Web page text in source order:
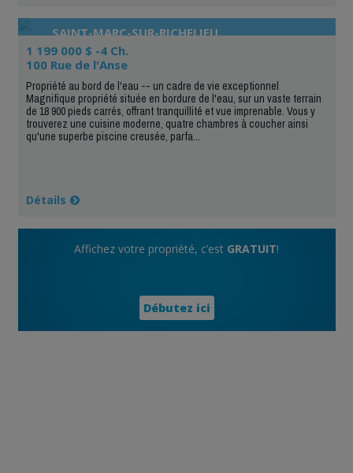
SAINT-MARC-SUR-RICHELIEU
1 199 000 $ -4 Ch.
100 Rue de l'Anse
Propriété au bord de l'eau -- un cadre de vie exceptionnel
Magnifique propriété située en bordure de l'eau, sur un vaste terrain
de 18 900 pieds carrés, offrant tranquillité et vue imprenable. Vous y
trouverez une cuisine moderne, quatre chambres à coucher ainsi
qu'une superbe piscine creusée, parfa...
Détails
Affichez votre propriété, c’est GRATUIT!
Débutez ici